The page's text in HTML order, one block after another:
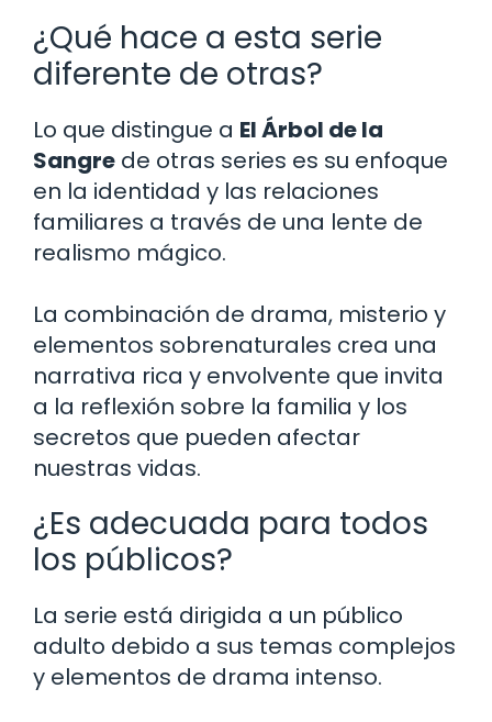
¿Qué hace a esta serie
diferente de otras?
Lo que distingue a El Árbol de la
Sangre de otras series es su enfoque
en la identidad y las relaciones
familiares a través de una lente de
realismo mágico.
La combinación de drama, misterio y
elementos sobrenaturales crea una
narrativa rica y envolvente que invita
a la reflexión sobre la familia y los
secretos que pueden afectar
nuestras vidas.
¿Es adecuada para todos
los públicos?
La serie está dirigida a un público
adulto debido a sus temas complejos
y elementos de drama intenso.